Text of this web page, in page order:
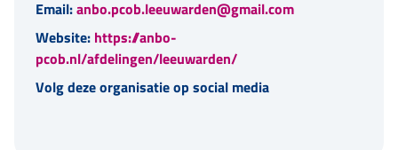
Email:anbo.pcob.leeuwarden@gmail.com
Website: https://anbo-
pcob.nl/afdelingen/leeuwarden/
Volg deze organisatie op social media